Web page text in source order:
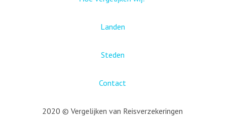
Landen
Steden
Contact
2020 © Vergelijken van Reisverzekeringen